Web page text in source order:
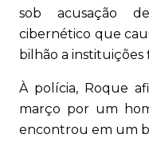
sob acusação
cibernético que
bilhão a instituições
À polícia, Roque
março por um
encontrou em um